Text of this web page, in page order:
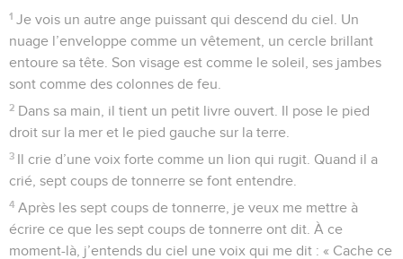
1 Je vois un autre ange puissant qui descend du ciel. Un
nuage l’enveloppe comme un vêtement, un cercle brillant
entoure sa tête. Son visage est comme le soleil, ses jambes
sont comme des colonnes de feu.
2 Dans sa main, il tient un petit livre ouvert. Il pose le pied
droit sur la mer et le pied gauche sur la terre.
3 Il crie d’une voix forte comme un lion qui rugit. Quand il a
crié, sept coups de tonnerre se font entendre.
4 Après les sept coups de tonnerre, je veux me mettre à
écrire ce que les sept coups de tonnerre ont dit. À ce
moment-là, j’entends du ciel une voix qui me dit : « Cache ce